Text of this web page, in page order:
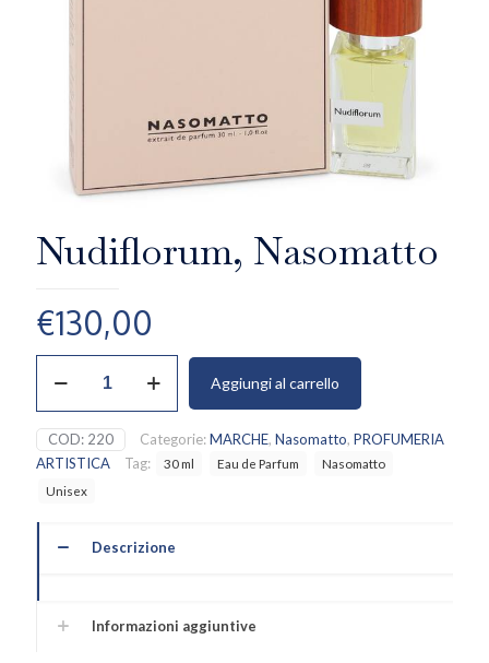
Nudiflorum, Nasomatto
€130,00
Nasomatto
Aggiungi al carrello
COD: 220 Categorie:MARCHE, Nasomatto, PROFUMERIA
ARTISTICA
Tag: 30 ml Eau de Parfum
Nasomatto
Unisex
Descrizione
Informazioni aggiuntive